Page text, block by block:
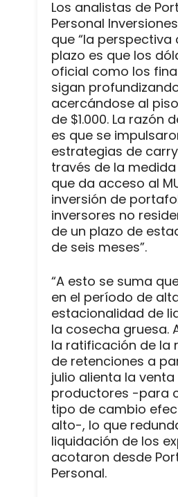
Los analistas de
Personal
que “la perspectiva
plazo es que los
oficial como los
sigan
acercándose al
de $1.000. La razón
es que se
estrategias de
través de la medida
que da acceso al
inversión de
inversores no
de un plazo de
de seis meses”.
“A esto se suma
en el período de
estacionalidad de
la cosecha gruesa.
la ratificación de la
de retenciones a
julio alienta la venta
productores -para
tipo de cambio
alto-, lo que
liquidación de los
acotaron desde
Personal.